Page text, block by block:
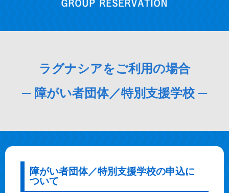
・フェスティバルマーケットご利用の場合
・イベント、団体でのご活用(MICEプラン)
ラグナシアをご利用の場合
─ 障がい者団体／特別支援学校 ─
障がい者団体／特別支援学校の申込に
ついて